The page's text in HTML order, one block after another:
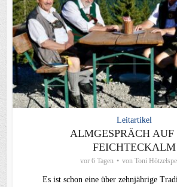
Leitartikel
ALMGESPRÄCH AUF
FEICHTECKALM
vor 6 Tagen von Toni
Es ist schon eine über zehnjährige